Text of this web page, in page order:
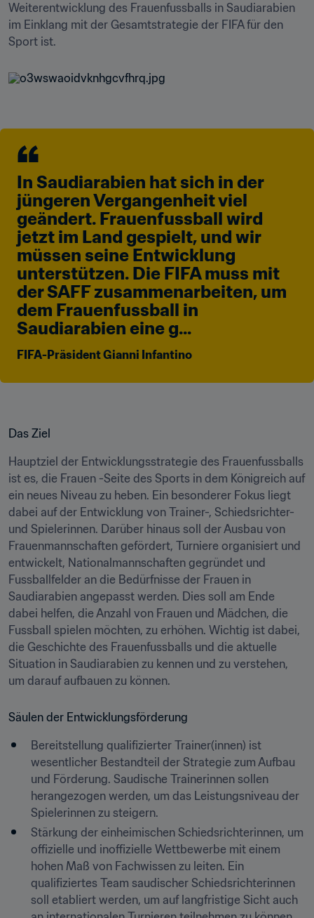
Weiterentwicklung des Frauenfussballs in Saudiarabien
im Einklang mit der Gesamtstrategie der FIFA für den
Sport ist.
In Saudiarabien hat sich in der
jüngeren Vergangenheit viel
geändert. Frauenfussball wird
jetzt im Land gespielt, und wir
müssen seine Entwicklung
unterstützen. Die FIFA muss mit
der SAFF zusammenarbeiten, um
dem Frauenfussball in
Saudiarabien eine g...
FIFA-Präsident Gianni Infantino
Das Ziel
Hauptziel der Entwicklungsstrategie des Frauenfussballs
ist es, die Frauen -Seite des Sports in dem Königreich auf
ein neues Niveau zu heben. Ein besonderer Fokus liegt
dabei auf der Entwicklung von Trainer-, Schiedsrichter-
und Spielerinnen. Darüber hinaus soll der Ausbau von
Frauenmannschaften gefördert, Turniere organisiert und
entwickelt, Nationalmannschaften gegründet und
Fussballfelder an die Bedürfnisse der Frauen in
Saudiarabien angepasst werden. Dies soll am Ende
dabei helfen, die Anzahl von Frauen und Mädchen, die
Fussball spielen möchten, zu erhöhen. Wichtig ist dabei,
die Geschichte des Frauenfussballs und die aktuelle
Situation in Saudiarabien zu kennen und zu verstehen,
um darauf aufbauen zu können.
Säulen der Entwicklungsförderung
Bereitstellung qualifizierter Trainer(innen) ist
wesentlicher Bestandteil der Strategie zum Aufbau
und Förderung. Saudische Trainerinnen sollen
herangezogen werden, um das Leistungsniveau der
Spielerinnen zu steigern.
Stärkung der einheimischen Schiedsrichterinnen, um
offizielle und inoffizielle Wettbewerbe mit einem
hohen Maß von Fachwissen zu leiten. Ein
qualifiziertes Team saudischer Schiedsrichterinnen
soll etabliert werden, um auf langfristige Sicht auch